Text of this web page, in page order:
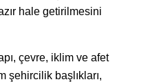
hale getirilmesini
çevre, iklim ve afet
şehircilik başlıkları,